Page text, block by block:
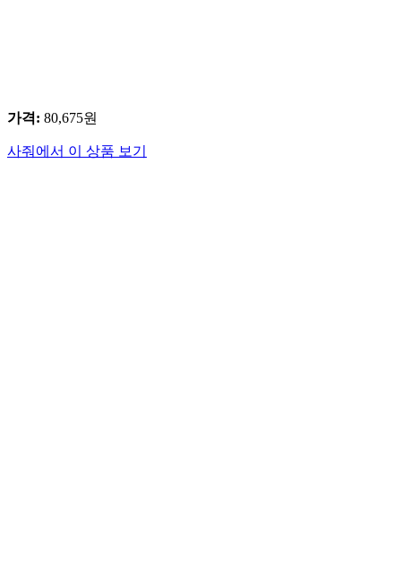
가격: 80,675원
사줘에서 이 상품 보기